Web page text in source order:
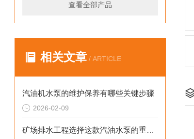
查看全部产品
相关文章 / ARTICLE
汽油机水泵的维护保养有哪些关键步骤
2026-02-09
矿场排水工程选择这款汽油水泵的重要性